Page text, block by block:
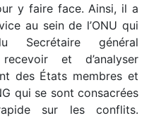
y faire face. Ainsi, il a
au sein de l’ONU qui
Secrétaire général
et d’analyser
des États membres et
qui se sont consacrées
sur les conflits.